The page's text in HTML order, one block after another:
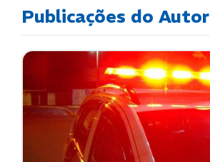
Publicações do Autor